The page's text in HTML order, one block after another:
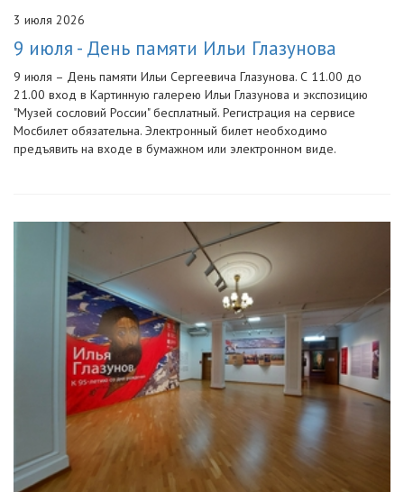
3 июля 2026
9 июля - День памяти Ильи Глазунова
9 июля – День памяти Ильи Сергеевича Глазунова. С 11.00 до
21.00 вход в Картинную галерею Ильи Глазунова и экспозицию
"Музей сословий России" бесплатный. Регистрация на сервисе
Мосбилет обязательна. Электронный билет необходимо
предъявить на входе в бумажном или электронном виде.